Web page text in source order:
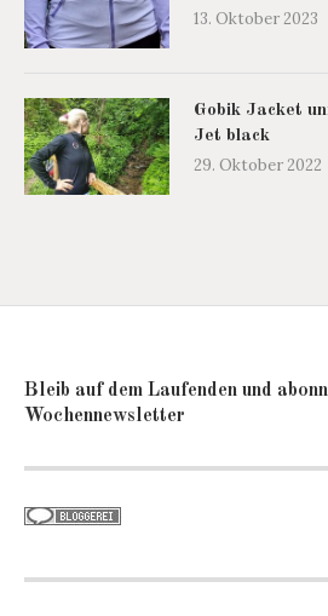
13. Oktober 2023
Gobik Jacket
Jet black
29. Oktober 2022
Bleib auf dem Laufenden und
Wochennewsletter